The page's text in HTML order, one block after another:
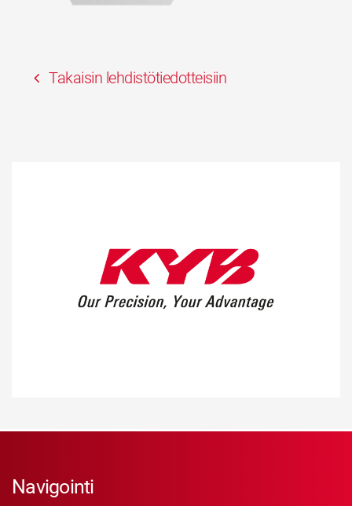
Takaisin lehdistötiedotteisiin
Navigointi